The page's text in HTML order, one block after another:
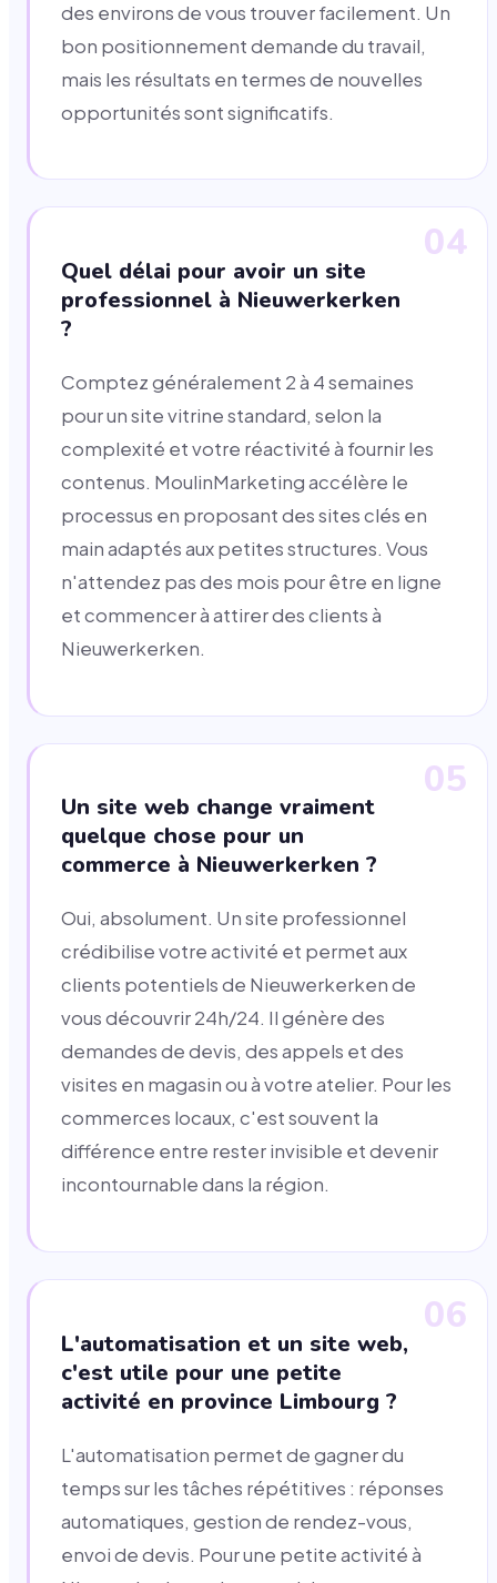
des environs de vous trouver facilement. Un
bon positionnement demande du travail,
mais les résultats en termes de nouvelles
opportunités sont significatifs.
04
Quel délai pour avoir un site
professionnel à Nieuwerkerken
?
Comptez généralement 2 à 4 semaines
pour un site vitrine standard, selon la
complexité et votre réactivité à fournir les
contenus. MoulinMarketing accélère le
processus en proposant des sites clés en
main adaptés aux petites structures. Vous
n'attendez pas des mois pour être en ligne
et commencer à attirer des clients à
Nieuwerkerken.
05
Un site web change vraiment
quelque chose pour un
commerce à Nieuwerkerken ?
Oui, absolument. Un site professionnel
crédibilise votre activité et permet aux
clients potentiels de Nieuwerkerken de
vous découvrir 24h/24. Il génère des
demandes de devis, des appels et des
visites en magasin ou à votre atelier. Pour les
commerces locaux, c'est souvent la
différence entre rester invisible et devenir
incontournable dans la région.
06
L'automatisation et un site web,
c'est utile pour une petite
activité en province Limbourg ?
L'automatisation permet de gagner du
temps sur les tâches répétitives : réponses
automatiques, gestion de rendez-vous,
envoi de devis. Pour une petite activité à